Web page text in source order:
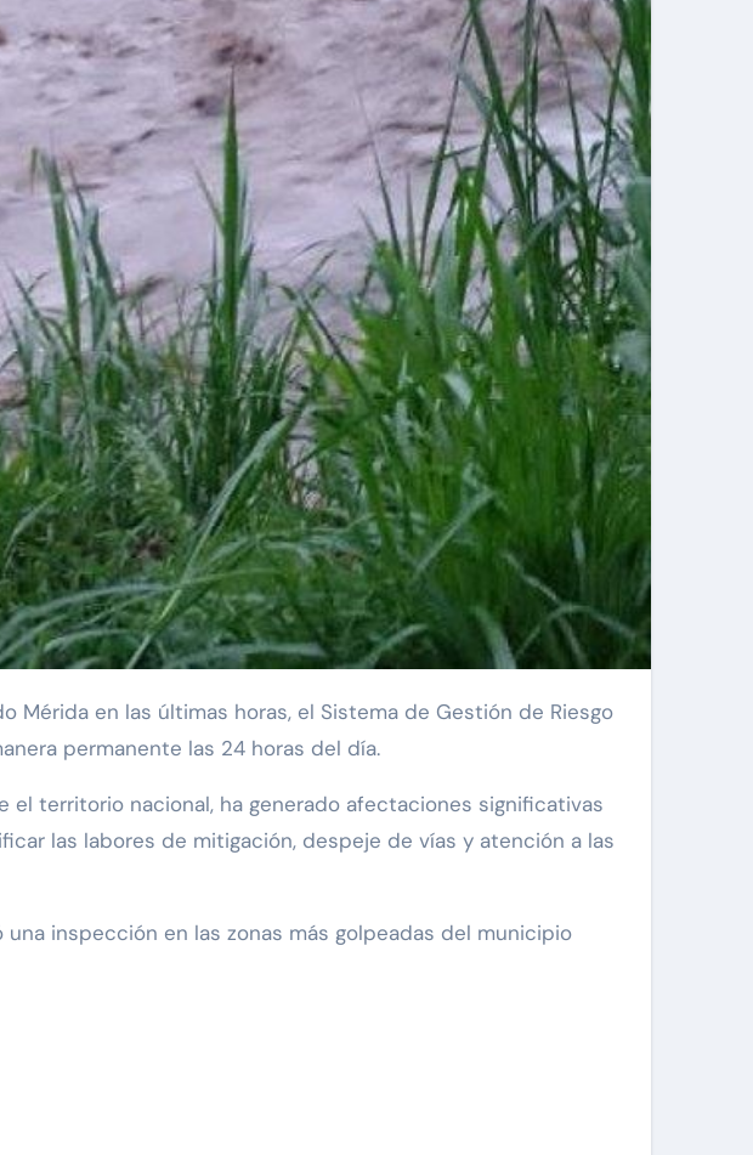
permanente las 24 horas del día.
territorio nacional, ha generado afectaciones significativas
las labores de mitigación, despeje de vías y atención a las
inspección en las zonas más golpeadas del municipio